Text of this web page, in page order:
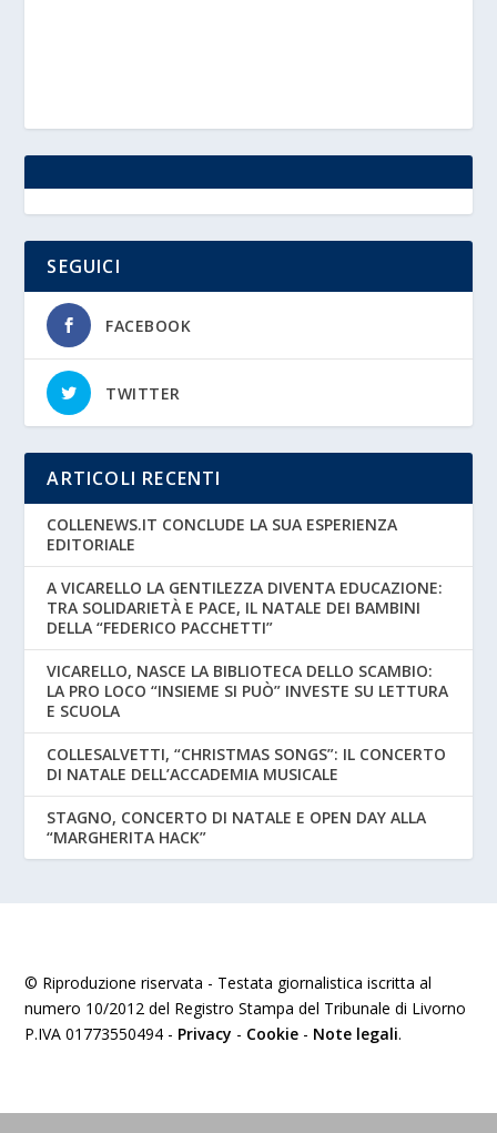
SEGUICI
FACEBOOK
TWITTER
ARTICOLI RECENTI
COLLENEWS.IT CONCLUDE LA SUA ESPERIENZA
EDITORIALE
A VICARELLO LA GENTILEZZA DIVENTA EDUCAZIONE:
TRA SOLIDARIETÀ E PACE, IL NATALE DEI BAMBINI
DELLA “FEDERICO PACCHETTI”
VICARELLO, NASCE LA BIBLIOTECA DELLO SCAMBIO:
LA PRO LOCO “INSIEME SI PUÒ” INVESTE SU LETTURA
E SCUOLA
COLLESALVETTI, “CHRISTMAS SONGS”: IL CONCERTO
DI NATALE DELL’ACCADEMIA MUSICALE
STAGNO, CONCERTO DI NATALE E OPEN DAY ALLA
“MARGHERITA HACK”
© Riproduzione riservata - Testata giornalistica iscritta al
numero 10/2012 del Registro Stampa del Tribunale di Livorno
P.IVA 01773550494 - Privacy - Cookie - Note legali.